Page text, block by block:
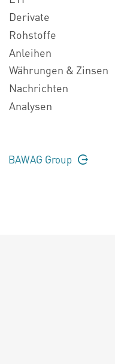
Derivate
Rohstoffe
Anleihen
Währungen & Zinsen
Nachrichten
Analysen
BAWAG Group